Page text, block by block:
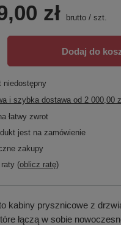
zł brutto / szt.
Dodaj do
niedostępny
i szybka dostawa od 2 000,00
łatwy zwrot
jest na zamówienie
zakupy
raty (oblicz ratę)
kabiny prysznicowe z
łączą w sobie